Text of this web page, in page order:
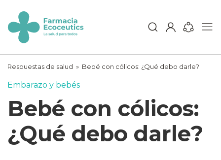
content
ecoceutics
Respuestas de salud » Bebé con cólicos: ¿Qué debo darle?
Embarazo y bebés
Bebé con cólicos:
¿Qué debo darle?